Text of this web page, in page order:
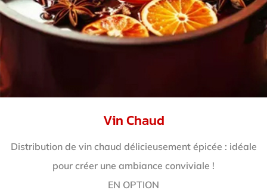
Vin Chaud
Distribution de vin chaud délicieusement épicée : idéale
pour créer une ambiance conviviale !
EN OPTION